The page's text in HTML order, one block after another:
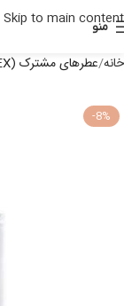
Skip to main content
منو
خانه عطرهای مشترک (UNI SEX)
-8%